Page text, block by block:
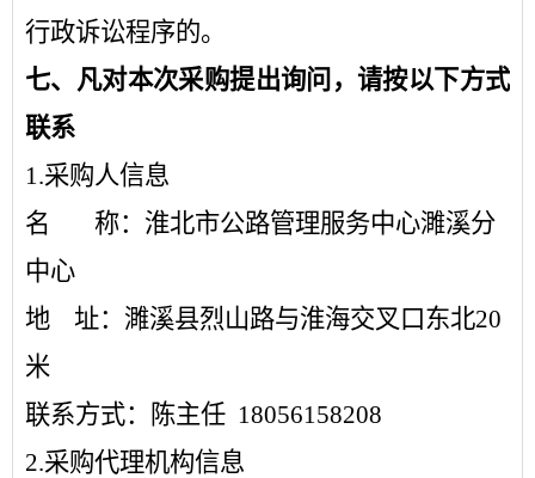
行政诉讼程序的。
七、凡对本次采购提出询问，请按以下方式
联系
1.采购人信息
名
称：淮北市公路管理服务中心濉溪分
中心
地
址：濉溪县烈山路与淮海交叉口东北20
米
联系方式：陈主任 18056158208
2.采购代理机构信息